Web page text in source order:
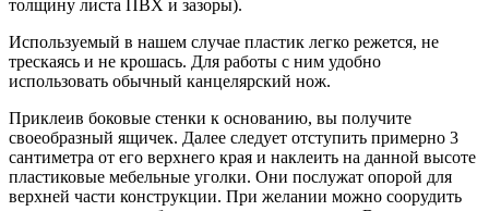
толщину листа ПВХ и зазоры).
Используемый в нашем случае пластик легко режется, не
трескаясь и не крошась. Для работы с ним удобно
использовать обычный канцелярский нож.
Приклеив боковые стенки к основанию, вы получите
своеобразный ящичек. Далее следует отступить примерно 3
сантиметра от его верхнего края и наклеить на данной высоте
пластиковые мебельные уголки. Они послужат опорой для
верхней части конструкции. При желании можно соорудить